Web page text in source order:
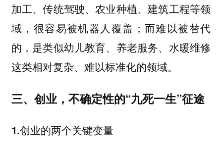
加工、传统驾驶、农业种植、建筑工程等领
域，很容易被机器人覆盖；而难以被替代
的，是类似幼儿教育、养老服务、水暖维修
这类相对复杂、难以标准化的领域。
三、创业，不确定性的“九死一生”征途
1.创业的两个关键变量